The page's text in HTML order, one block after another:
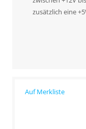
zusätzlich eine